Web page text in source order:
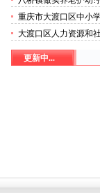
可证幸福生活
重庆市大渡口区中小
市大渡口区普通中小
器械许可证办理公示
大渡口区人力资源和
可证办理公示
更新中...